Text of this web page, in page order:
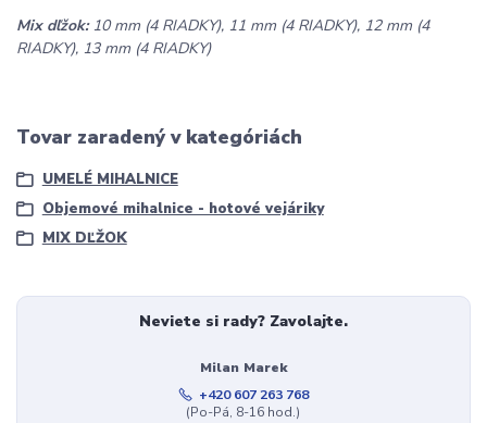
Mix dľžok:10mm (4 RIADKY), 11 mm (4 RIADKY), 12 mm (4
RIADKY), 13 mm (4 RIADKY)
Tovar zaradený v kategóriách
UMELÉ MIHALNICE
Objemové mihalnice - hotové vejáriky
MIX DĽŽOK
Neviete si rady? Zavolajte.
Milan Marek
+420 607 263 768
(Po-Pá, 8-16 hod.)